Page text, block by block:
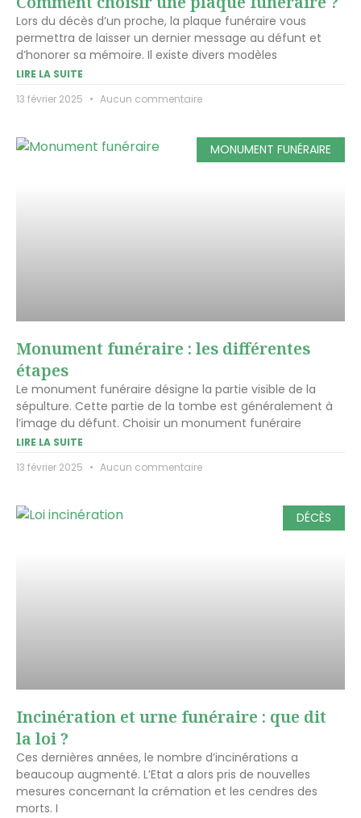
Lors du décès d’un proche, la plaque funéraire vous
permettra de laisser un dernier message au défunt et
d’honorer sa mémoire. Il existe divers modèles
LIRE LA SUITE
13 février 2025
Aucun commentaire
MONUMENT FUNÉRAIRE
Monument funéraire : les différentes
étapes
Le monument funéraire désigne la partie visible de la
sépulture. Cette partie de la tombe est généralement à
l’image du défunt. Choisir un monument funéraire
LIRE LA SUITE
13 février 2025
Aucun commentaire
DÉCÈS
Incinération et urne funéraire : que dit
la loi ?
Ces dernières années, le nombre d’incinérations a
beaucoup augmenté. L’Etat a alors pris de nouvelles
mesures concernant la crémation et les cendres des
morts. I